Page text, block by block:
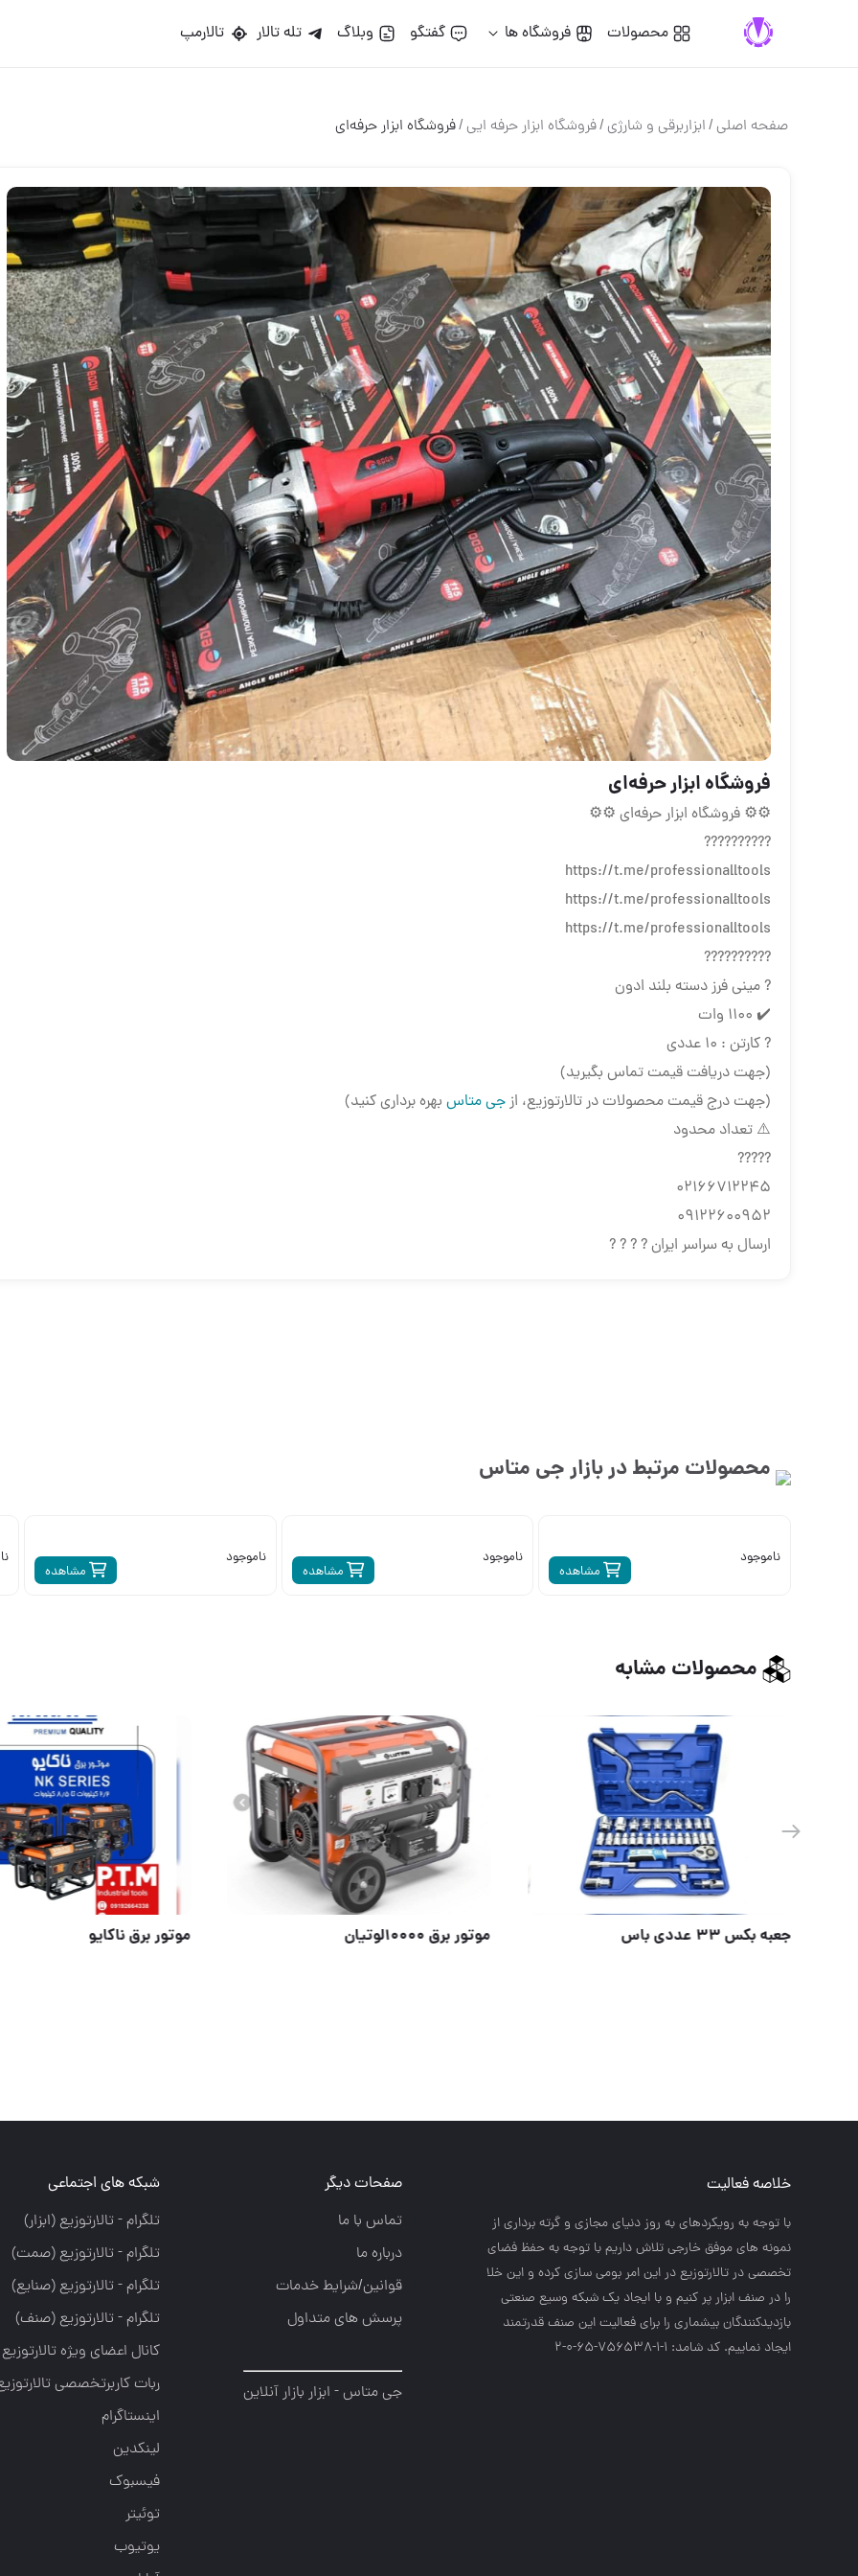
محصولات فروشگاه ها گفتگو وبلاگ تله تالار تالارمپ
صفحه اصلی/ابزاربرقی و شارژی/فروشگاه ابزار حرفه ایی/فروشگاه ابزار حرفه‌ای
فروشگاه ابزار حرفه‌ای
⚙⚙ فروشگاه ابزار حرفه‌ای ⚙⚙
??????????
https://t.me/professionalltools
https://t.me/professionalltools
https://t.me/professionalltools
??????????
? مینی فرز دسته بلند ادون
✔️ ۱۱۰۰ وات
? کارتن : ۱۰ عددی
(جهت دریافت قیمت تماس بگیرید)
(جهت درج قیمت محصولات در تالارتوزیع، ازجی متاس بهره برداری کنید)
⚠️ تعداد محدود
?????
02166712245
09122600952
ارسال به سراسر ایران ? ? ? ?
محصولات مرتبط در بازارجی متاس
مشاهده
ناموجود
مشاهده
ناموجود
مشاهده
ناموجود
محصولات مشابه
لیتر شمار پلاستیکی جعبه بکس ۳۳ عددی باس موتور برق ۱۰۰۰۰لوتیان
خلاصه فعالیت
با توجه به رويكردهاي به روز دنياي مجازي و گرته برداري از
نمونه هاي موفق خارجي تلاش داريم با توجه به حفظ فضاي
تخصصي در تالارتوزيع در اين امر بومي سازي كرده و اين خلا
را در صنف ابزار پر كنيم و با ايجاد يك شبكه وسيع صنعتي
بازديدكنندگان بيشماري را براي فعاليت اين صنف قدرتمند
ايجاد نماييم. کد شامد: 1-1-756538-65-0-2
صفحات دیگر
تماس با ما
درباره ما
قوانین/شرایط خدمات
پرسش های متداول
جی متاس - ابزار بازار آنلاین
شبکه های اجتماعی
تلگرام - تالارتوزيع (ابزار)
تلگرام - تالارتوزيع (صمت)
تلگرام - تالارتوزيع (صنايع)
تلگرام - تالارتوزیع (صنف)
کانال اعضای ویژه تالارتوزیع
ربات کاربرتخصصی
اینستاگرام
لینکدین
فیسبوک
توئیتر
یوتیوب